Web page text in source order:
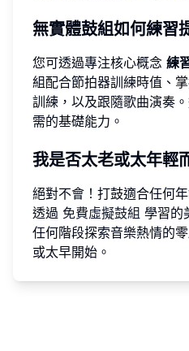
無實體鼓組如何練習
您可透過專注核心概念 練
組配合節拍器訓練時值、
訓練，以及跟隨歌曲演奏
需的基礎能力。
我是否太老或太年輕
絕對不會！打鼓適合任何
透過 免費虛擬鼓組 學習的
任何階段探索音樂熱情的
或太早開始。